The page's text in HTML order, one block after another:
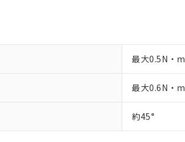
最大0.5N・m
最大0.6N・m
約45°